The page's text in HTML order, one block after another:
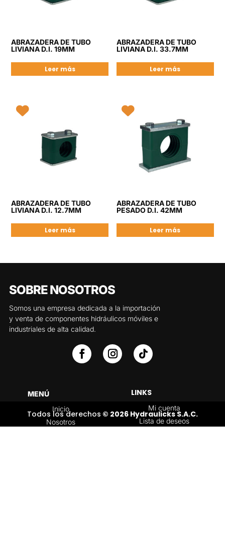
ABRAZADERA DE TUBO
LIVIANA D.I. 19MM
Leer más
ABRAZADERA DE TUBO
LIVIANA D.I. 33.7MM
Leer más
ABRAZADERA DE TUBO
LIVIANA D.I. 12.7MM
Leer más
ABRAZADERA DE TUBO
PESADO D.I. 42MM
Leer más
SOBRE NOSOTROS
Somos una empresa dedicada a la importación
y venta de componentes hidráulicos móviles e
industriales de alta calidad.
MENÚ
Inicio
Nosotros
LINKS
Mi cuenta
Lista de deseos
Todos los derechos © 2026 Hydraulicks S.A.C.